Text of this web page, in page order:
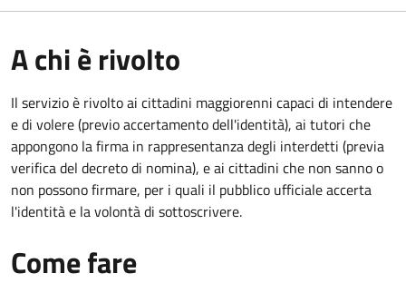
A chi è rivolto
Il servizio è rivolto ai cittadini maggiorenni capaci di intendere
e di volere (previo accertamento dell'identità), ai tutori che
appongono la firma in rappresentanza degli interdetti (previa
verifica del decreto di nomina), e ai cittadini che non sanno o
non possono firmare, per i quali il pubblico ufficiale accerta
l'identità e la volontà di sottoscrivere.
Come fare